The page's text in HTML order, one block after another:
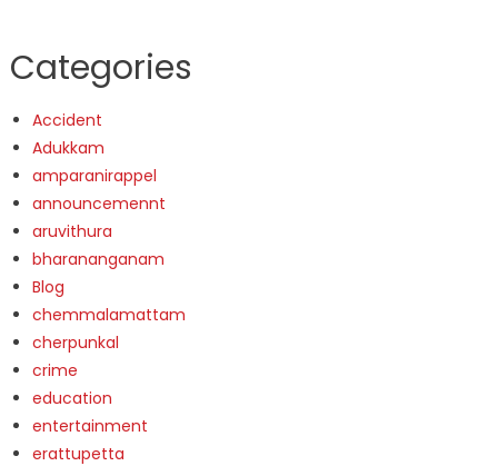
Categories
Accident
Adukkam
amparanirappel
announcemennt
aruvithura
bharananganam
Blog
chemmalamattam
cherpunkal
crime
education
entertainment
erattupetta